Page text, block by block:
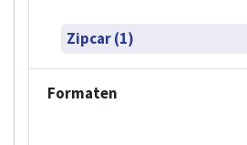
Zipcar (1)
Formaten